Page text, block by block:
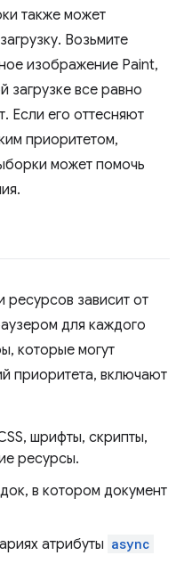
также может
Возьмите
изображение Paint,
загрузке все равно
Если его оттесняют
приоритетом,
может помочь
ресурсов зависит от
для каждого
которые могут
приоритета, включают
шрифты, скрипты,
ресурсы.
в котором документ
атрибуты async